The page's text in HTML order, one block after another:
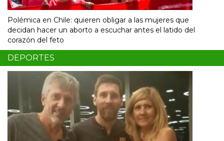
Polémica en Chile: quieren obligar a las mujeres que
decidan hacer un aborto a escuchar antes el latido del
corazón del feto
DEPORTES